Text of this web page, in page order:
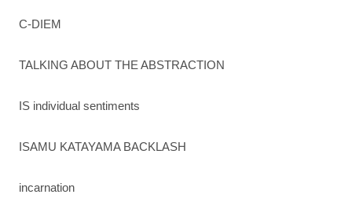
C-DIEM
TALKING ABOUT THE ABSTRACTION
IS individual sentiments
ISAMU KATAYAMA BACKLASH
incarnation